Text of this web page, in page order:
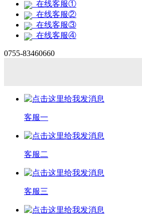
在线客服①
在线客服②
在线客服③
在线客服④
0755-83460660
客服一
客服二
客服三